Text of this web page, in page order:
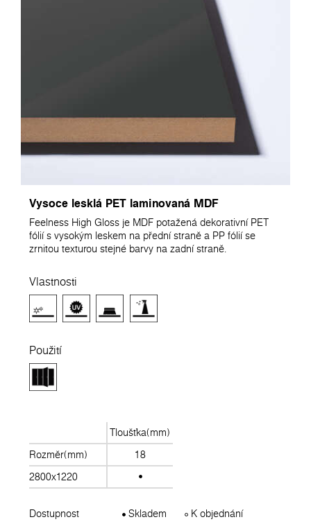
Vysoce lesklá PET laminovaná MDF
Feelness High Gloss je MDF potažená dekorativní PET
fólií s vysokým leskem na přední straně a PP fólií se
zrnitou texturou stejné barvy na zadní straně.
Vlastnosti
Použití
Tloušťka(mm)
Rozměr(mm)
18
2800x1220
Dostupnost Skladem K objednání